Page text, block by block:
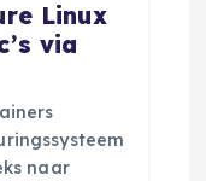
Linux
via
naar